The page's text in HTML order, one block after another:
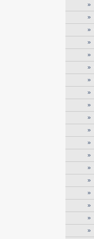
»
»
»
»
»
»
»
»
»
»
»
»
»
»
»
»
»
»
»